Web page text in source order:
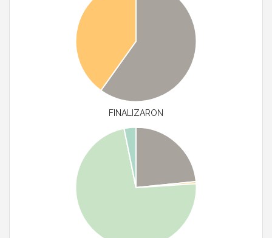
FINALIZARON